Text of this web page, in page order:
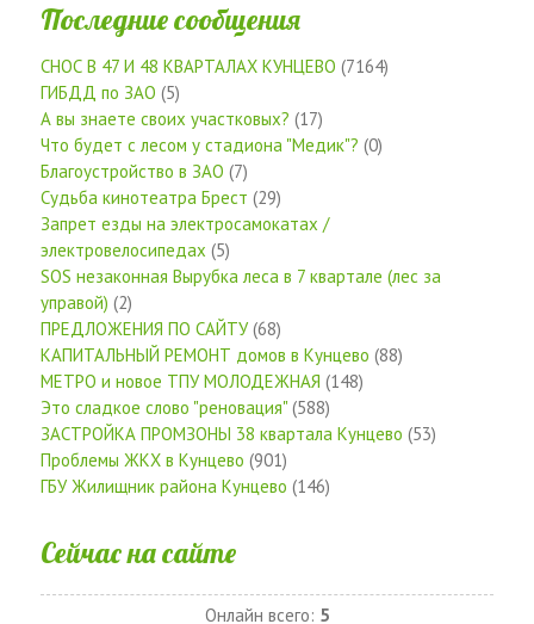
Последние сообщения
СНОС В 47 И 48 КВАРТАЛАХ КУНЦЕВО (7164)
ГИБДД по ЗАО (5)
А вы знаете своих участковых? (17)
Что будет с лесом у стадиона "Медик"? (0)
Благоустройство в ЗАО (7)
Судьба кинотеатра Брест (29)
Запрет езды на электросамокатах /
электровелосипедах (5)
SOS незаконная Вырубка леса в 7 квартале (лес за
управой) (2)
ПРЕДЛОЖЕНИЯ ПО САЙТУ(68)
КАПИТАЛЬНЫЙ РЕМОНТ домов в Кунцево (88)
МЕТРО и новое ТПУ МОЛОДЕЖНАЯ (148)
Это сладкое слово "реновация" (588)
ЗАСТРОЙКА ПРОМЗОНЫ 38 квартала Кунцево (53)
Проблемы ЖКХ в Кунцево (901)
ГБУ Жилищник района Кунцево (146)
Сейчас на сайте
Онлайн всего: 5